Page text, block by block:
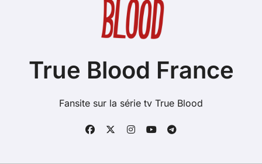
True Blood France
Fansite sur la série tv True Blood